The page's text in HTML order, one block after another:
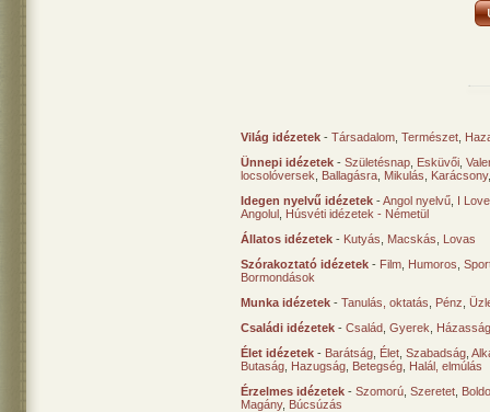
Világ idézetek - Társadalom Természet
Ünnepi idézetek - Születésnap Esküvői
locsolóversek
Ballagásra Mikulás Karácsony
Idegen nyelvű idézetek -Angol nyelvű I
Angolul Húsvéti idézetek - Németül
Állatos idézetek - Kutyás Macskás
Lovas
Szórakoztató idézetek - Film Humoros
Bormondások
Munka idézetek - Tanulás, oktatás Pénz
Családi idézetek - Család Gyerek
Élet idézetek - Barátság Élet Szabadság
Butaság Hazugság Betegség Halál, elmúlás
Érzelmes idézetek - Szomorú Szeretet
Magány, Búcsúzás